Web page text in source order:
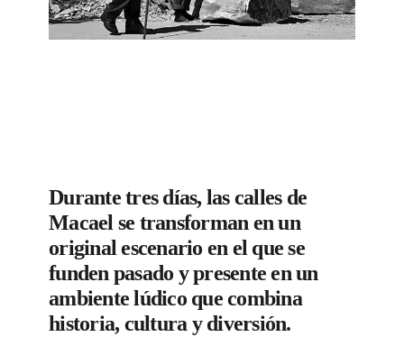
Durante tres días, las calles de
Macael se transforman en un
original escenario en el que se
funden pasado y presente en un
ambiente lúdico que combina
historia, cultura y diversión.